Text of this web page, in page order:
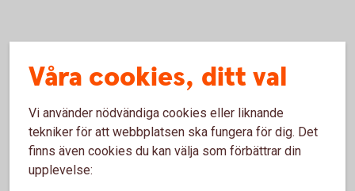
Räkneexempel bolån
Ett lånebelopp på 1 000 000 kronor, till 3,89 %
ränta (3 mån bunden, listränta senast ändrad
2026-05-29), med rak amortering
återbetalningstid 50 år, effektiv ränta: 3,91 %.
Våra cookies, ditt val
Vi använder nödvändiga cookies eller liknande
tekniker för att webbplatsen ska fungera för dig. Det
finns även cookies du kan välja som förbättrar din
upplevelse: